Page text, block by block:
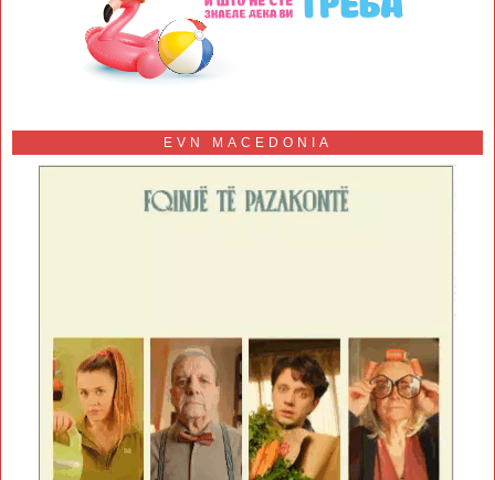
EVN MACEDONIA